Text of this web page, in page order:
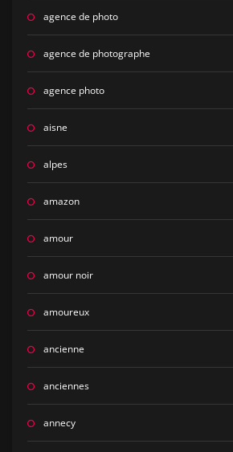
agence de photo
agence de photographe
agence photo
aisne
alpes
amazon
amour
amour noir
amoureux
ancienne
anciennes
annecy